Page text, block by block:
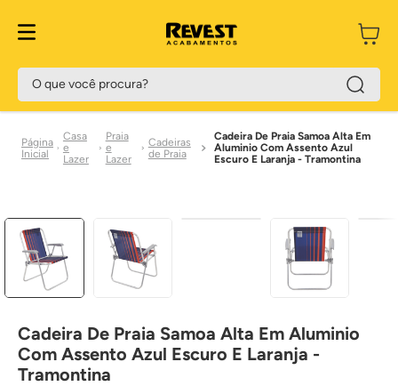
O que você procura?
Casa
e
Lazer
Praia
e
Lazer
Cadeiras
de Praia
Cadeira De Praia Samoa Alta Em
Aluminio Com Assento Azul
Escuro E Laranja - Tramontina
Cadeira De Praia Samoa Alta Em Aluminio
Com Assento Azul Escuro E Laranja -
Tramontina